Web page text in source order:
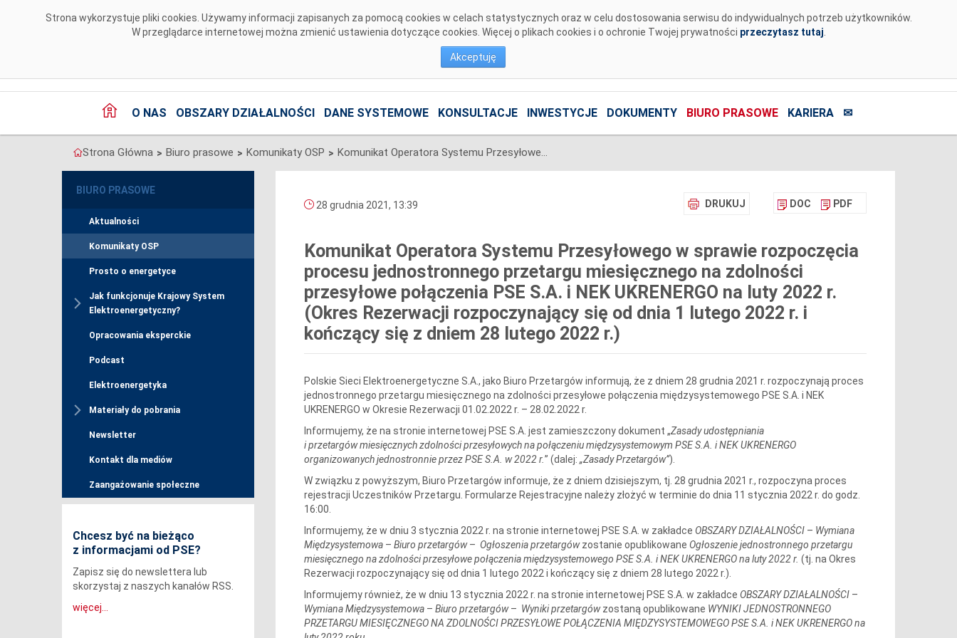
Strona wykorzystuje pliki cookies. Używamy informacji zapisanych za pomocą cookies w celach statystycznych oraz w celu dostosowania serwisu do indywidualnych potrzeb użytkowników.
W przeglądarce internetowej można zmienić ustawienia dotyczące cookies. Więcej o plikach cookies i o ochronie Twojej prywatności przeczytasz tutaj
Akceptuję
O NAS OBSZARY DZIAŁALNOŚCI DANE SYSTEMOWE KONSULTACJE INWESTYCJE DOKUMENTY BIURO PRASOWE KARIERA ✉
Strona Główna > Biuro prasowe > Komunikaty OSP > Komunikat Operatora Systemu Przesyłowego w sprawie rozpoczęcia procesu jednostronnego przetargu miesięcznego na zdolności przesyłowe połączenia PSE S.A. i NEK UKRENERGO na luty 2022 r. (Okres Rezerwacji rozpoczynający się od dnia 1 lutego 2022 r. i kończący się z dniem 28 lutego 2022 r.)
BIURO PRASOWE
Aktualności
Komunikaty OSP
Prosto o energetyce
Jak funkcjonuje Krajowy System
Elektroenergetyczny?
Opracowania eksperckie
Podcast
Elektroenergetyka
Materiały do pobrania
Newsletter
Kontakt dla mediów
Zaangażowanie społeczne
Chcesz być na bieżąco
z informacjami od PSE?
Zapisz się do newslettera lub
skorzystaj z naszych kanałów RSS.
więcej...
DRUKUJ DOC PDF
28 grudnia 2021, 13:39
Komunikat Operatora Systemu Przesyłowego w sprawie rozpoczęcia
procesu jednostronnego przetargu miesięcznego na zdolności
przesyłowe połączenia PSE S.A. i NEK UKRENERGO na luty 2022 r.
(Okres Rezerwacji rozpoczynający się od dnia 1 lutego 2022 r. i
kończący się z dniem 28 lutego 2022 r.)
Polskie Sieci Elektroenergetyczne S.A., jako Biuro Przetargów informują, że z dniem 28 grudnia 2021 r. rozpoczynają proces
jednostronnego przetargu miesięcznego na zdolności przesyłowe połączenia międzysystemowego PSE S.A. i NEK
UKRENERGO w Okresie Rezerwacji 01.02.2022 r. – 28.02.2022 r.
Informujemy, że na stronie internetowej PSE S.A. jest zamieszczony dokument „Zasady udostępniania
i przetargów miesięcznych zdolności przesyłowych na połączeniu międzysystemowym PSE S.A. i NEK UKRENERGO
organizowanych jednostronnie przez PSE S.A. w 2022 r.” (dalej: „Zasady Przetargów”).
W związku z powyższym, Biuro Przetargów informuje, że z dniem dzisiejszym, tj. 28 grudnia 2021 r., rozpoczyna proces
rejestracji Uczestników Przetargu. Formularze Rejestracyjne należy złożyć w terminie do dnia 11 stycznia 2022 r. do godz.
16:00.
Informujemy, że w dniu 3 stycznia 2022 r. na stronie internetowej PSE S.A. w zakładce OBSZARY DZIAŁALNOŚCI – Wymiana
Międzysystemowa – Biuro przetargów– Ogłoszenia przetargówzostanie opublikowane Ogłoszenie jednostronnego przetargu
miesięcznego na zdolności przesyłowe połączenia międzysystemowego PSE S.A. i NEK UKRENERGO na luty 2022 r. (tj. na Okres
Rezerwacji rozpoczynający się od dnia 1 lutego 2022 i kończący się z dniem 28 lutego 2022 r.).
Informujemy również, że w dniu 13 stycznia 2022 r. na stronie internetowej PSE S.A. w zakładce OBSZARY DZIAŁALNOŚCI –
Wymiana Międzysystemowa – Biuro przetargów– Wyniki przetargówzostaną opublikowane WYNIKI JEDNOSTRONNEGO
PRZETARGU MIESIĘCZNEGO NA ZDOLNOŚCI PRZESYŁOWE POŁĄCZENIA MIĘDZYSYSTEMOWEGO PSE S.A. i NEK UKRENERGO na